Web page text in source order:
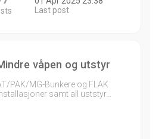
Last post
våpen og utstyr
PAK/MG-Bunkere og FLAK
samt all uststyr…